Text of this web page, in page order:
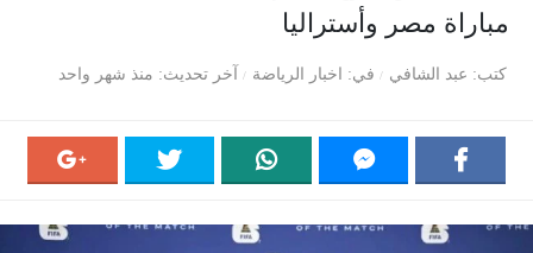
مباراة مصر وأستراليا
كتب عبد الشافي في اخبار الرياضة آخر تحديث منذ شهر واحد